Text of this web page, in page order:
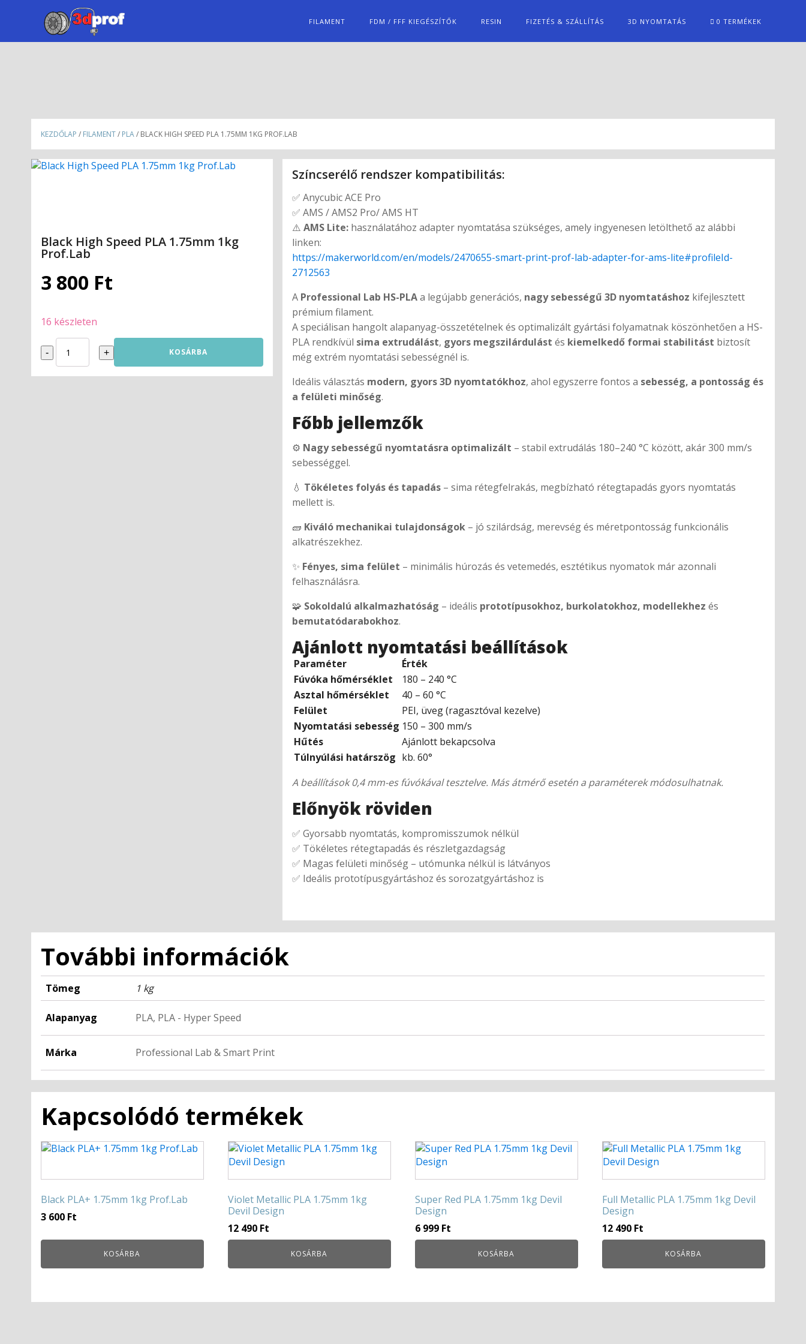
FILAMENT FDM / FFF KIEGÉSZÍTŐK RESIN FIZETÉS & SZÁLLÍTÁS 3D NYOMTATÁS 0 TERMÉKEK
KEZDŐLAP / FILAMENT/ PLA/ BLACK HIGH SPEED PLA 1.75MM 1KG PROF.LAB
Black High Speed PLA 1.75mm 1kg
Prof.Lab
3 800 Ft
16 készleten
-
High
Speed
PLA
+ KOSÁRBA
Színcserélő rendszer kompatibilitás:
✅ Anycubic ACE Pro
✅ AMS / AMS2 Pro/ AMS HT
⚠️ AMS Lite:használatához adapter nyomtatása szükséges, amely ingyenesen letölthető az alábbi
linken:
https://makerworld.com/en/models/2470655-smart-print-prof-lab-adapter-for-ams-lite#profileId-
2712563
A Professional Lab HS-PLAa legújabb generációs, nagy sebességű 3D nyomtatáshoz kifejlesztett
prémium filament.
A speciálisan hangolt alapanyag-összetételnek és optimalizált gyártási folyamatnak köszönhetően a HS-
PLA rendkívül sima extrudálást, gyors megszilárdulást és kiemelkedő formai stabilitást biztosít
még extrém nyomtatási sebességnél is.
Ideális választás modern, gyors 3D nyomtatókhoz, ahol egyszerre fontos a sebesség, a pontosság és
a felületi minőség.
Főbb jellemzők
⚙️ Nagy sebességű nyomtatásra optimalizált – stabil extrudálás 180–240 °C között, akár 300 mm/s
sebességgel.
💧 Tökéletes folyás és tapadás– sima rétegfelrakás, megbízható rétegtapadás gyors nyomtatás
mellett is.
🧱 Kiváló mechanikai tulajdonságok– jó szilárdság, merevség és méretpontosság funkcionális
alkatrészekhez.
✨ Fényes, sima felület – minimális húrozás és vetemedés, esztétikus nyomatok már azonnali
felhasználásra.
🧩 Sokoldalú alkalmazhatóság – ideális prototípusokhoz, burkolatokhoz, modellekhez és
bemutatódarabokhoz.
Ajánlott nyomtatási beállítások
Paraméter
Érték
Fúvóka hőmérséklet
180 – 240 °C
Asztal hőmérséklet
40 – 60 °C
Felület
PEI, üveg (ragasztóval kezelve)
Nyomtatási sebesség 150 – 300 mm/s
Hűtés
Ajánlott bekapcsolva
Túlnyúlási határszög kb. 60°
A beállítások 0,4 mm-es fúvókával tesztelve. Más átmérő esetén a paraméterek módosulhatnak.
Előnyök röviden
✅ Gyorsabb nyomtatás, kompromisszumok nélkül
✅ Tökéletes rétegtapadás és részletgazdagság
✅ Magas felületi minőség – utómunka nélkül is látványos
✅ Ideális prototípusgyártáshoz és sorozatgyártáshoz is
További információk
Tömeg 1 kg
Alapanyag PLA, PLA - Hyper Speed
Márka Professional Lab & Smart Print
Kapcsolódó termékek
Black PLA+ 1.75mm 1kg Prof.Lab
3 600 Ft
KOSÁRBA
Violet Metallic PLA 1.75mm 1kg
Devil Design
12 490 Ft
KOSÁRBA
Super Red PLA 1.75mm 1kg Devil
Design
6 999 Ft
KOSÁRBA
Full Metallic PLA 1.75mm 1kg Devil
Design
12 490 Ft
KOSÁRBA